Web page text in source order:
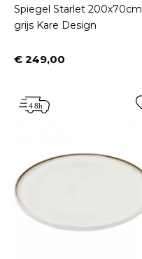
Spiegel Starlet 200x70cm
grijs Kare Design
Prijs
€ 249,00